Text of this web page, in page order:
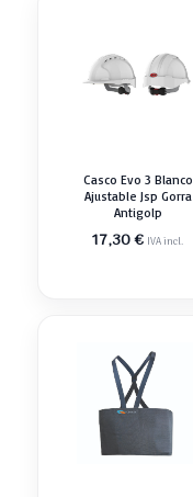
Casco Evo 3 Blanco
Ajustable Jsp Gorra
Antigolp
17,30€ IVA incl.